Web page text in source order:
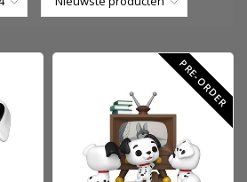
PRE-ORDER